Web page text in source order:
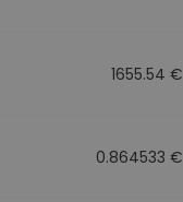
1655.54 €
0.864533 €